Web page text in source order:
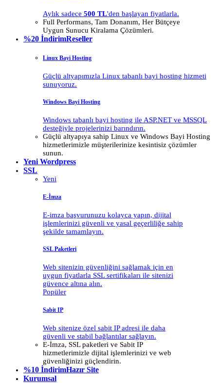
Aylık sadece 500 TL'den başlayan fiyatlarla.
Full Performans, Tam Donanım, Her Bütçeye
Uygun Sunucu Kiralama Çözümleri.
%20 İndirimReseller
Linux Bayi Hosting
Güçlü altyapımızla Linux tabanlı bayi hosting hizmeti
sunuyoruz.
Windows Bayi Hosting
Windows tabanlı bayi hosting ile ASP.NET ve MSSQL
desteğiyle projelerinizi barındırın.
Güçlü altyapıya sahip Linux ve Windows Bayi Hosting
hizmetlerimizle müşterilerinize kesintisiz çözümler
sunun.
Yeni Wordpress
SSL
Yeni
E-İmza
E-imza başvurunuzu kolayca yapın, dijital
işlemlerinizi güvenli ve yasal geçerliliğe sahip
şekilde tamamlayın.
SSL Paketleri
Web sitenizin güvenliğini sağlamak için en
uygun fiyatlarla SSL sertifikaları ile sitenizi
güvence altına alın.
Popüler
Sabit IP
Web sitenize özel sabit IP adresi ile daha
güvenli ve stabil bağlantılar sağlayın.
E-İmza, SSL paketleri ve Sabit IP
hizmetlerimizle dijital işlemlerinizi ve web
güvenliğinizi güçlendirin.
%10 İndirimHazır Site
Kurumsal